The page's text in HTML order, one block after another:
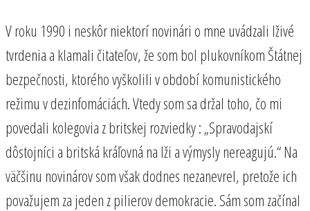
V roku 1990 i neskôr niektorí novinári o mne uvádzali lživé
tvrdenia a klamali čitateľov, že som bol plukovníkom Štátnej
bezpečnosti, ktorého vyškolili v období komunistického
režimu v dezinfomáciách. Vtedy som sa držal toho, čo mi
povedali kolegovia z britskej rozviedky : „Spravodajskí
dôstojníci a britská kráľovná na lži a výmysly nereagujú.“ Na
väčšinu novinárov som však dodnes nezanevrel, pretože ich
považujem za jeden z pilierov demokracie. Sám som začínal